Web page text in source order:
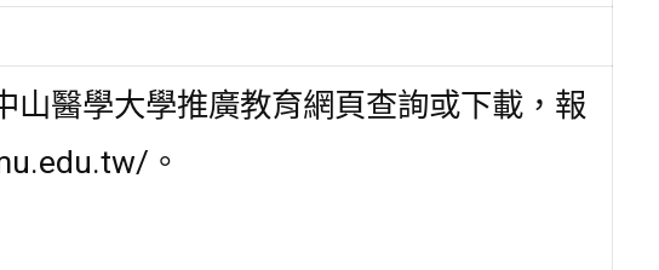
山醫學大學推廣教育網頁查詢或下載，報
。